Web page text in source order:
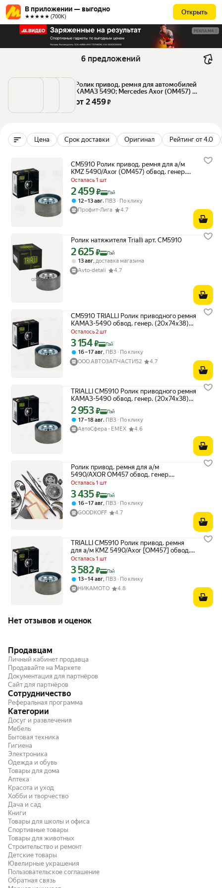
В приложении — выгодно
★★★★★ (700К)
Открыть
РЕКЛАМА
6 предложений
Ролик привод. ремня для автомобилей
КАМАЗ 5490; Mercedes Axor (ОМ457)
обводной генератора (20x74x38) (CM 5910)
TRIALLI
от 2 459 ₽
Цена Срок доставки Оригинал Рейтинг от 4.0
CM5910 Ролик привод. ремня для а/м
KMZ 5490/Axor (ОМ457) обвод. генер.
(20x74x38) (CM 5910)
Осталась 1 шт
Цена с картой Яндекс Пэй 2459 ₽ вместо
2 459₽ Пэй
12 – 13 авг, ПВЗ
По клику
Профит-Лига
4.7
Ролик натяжителя Trialli арт. CM5910
Цена с картой Яндекс Пэй 2625 ₽ вместо
2 625₽ Пэй
13 авг, доставка магазина
Avto-detali
4.7
CM5910 TRIALLI Ролик приводного ремня
КАМАЗ-5490 обвод. генер. (20x74x38)
(TRIALLI)
Осталось 2 шт
Цена с картой Яндекс Пэй 3154 ₽ вместо
3 154₽ Пэй
16 – 17 авг ПВЗ
По клику
ООО АВТОЗАПЧАСТИ52
4.7
TRIALLI CM5910 Ролик приводного ремня
КАМАЗ-5490 обвод. генер. (20x74x38)
(TRIALLI)
Цена с картой Яндекс Пэй 2953 ₽ вместо
2 953₽ Пэй
17 – 18 авг, ПВЗ
По клику
АвтоСфера - ЕМЕХ
4.6
Ролик привод. ремня для а/м
5490/AXOR ОМ457 обвод. генер.
(20X74X38) (CM 5910), CM5910 TRIALLI
CM 5910
Осталась 1 шт
Цена с картой Яндекс Пэй 3435 ₽ вместо
3 435₽ Пэй
16 – 17 авг, ПВЗ
По клику
GOODKOFF
4.7
TRIALLI CM5910 Ролик привод. ремня
для а/м KMZ 5490/Axor [ОМ457] обвод.
генер. (20x74x38) (CM 5910)
Осталась 1 шт
Цена с картой Яндекс Пэй 3582 ₽ вместо
3 582₽ Пэй
13 – 14 авг ПВЗ
По клику
НИКАМОТО
4.8
Нет отзывов и оценок
Продавцам
Личный кабинет продавца
Продавайте на Маркете
Документация для партнёров
Сайт для партнёров
Сотрудничество
Реферальная программа
Категории
Досуг и развлечения
Мебель
Бытовая техника
Гигиена
Электроника
Одежда и обувь
Товары для дома
Аптека
Красота и уход
Хобби и творчество
Дача и сад
Книги
Товары для школы и офиса
Спортивные товары
Товары для животных
Строительство и ремонт
Детские товары
Ювелирные украшения
Пользовательское соглашение
Обратная связь